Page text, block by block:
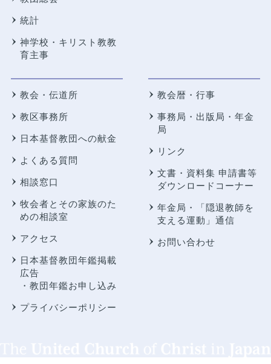
統計
神学校・キリスト教教
育主事
教会・伝道所
教区事務所
日本基督教団への献金
よくある質問
相談窓口
牧会者とその家族のた
めの相談室
アクセス
日本基督教団年鑑掲載
広告
・教団年鑑お申し込み
プライバシーポリシー
教会暦・行事
事務局・出版局・年金
局
リンク
文書・資料集 申請書等
ダウンロードコーナー
年金局・
「隠退教師を
支える運動」通信
お問い合わせ